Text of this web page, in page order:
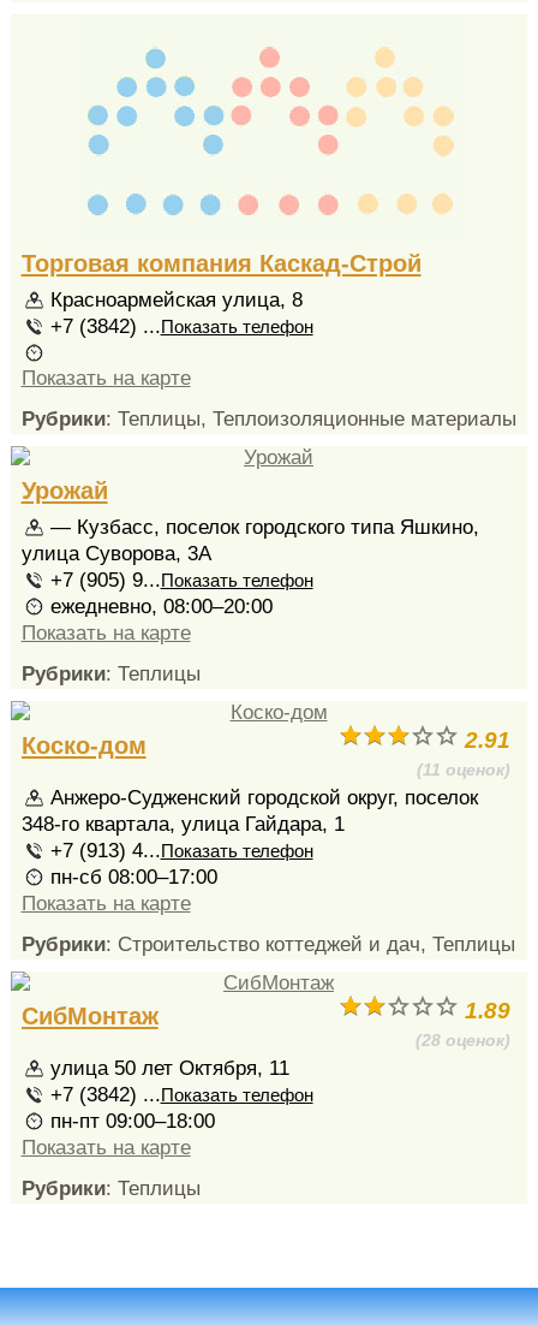
Торговая компания Каскад-Строй
Красноармейская улица, 8
+7 (3842) ...Показать телефон
Показать на карте
Рубрики: Теплицы, Теплоизоляционные материалы
Урожай
— Кузбасс, поселок городского типа Яшкино,
улица Суворова, 3А
+7 (905) 9...Показать телефон
ежедневно, 08:00–20:00
Показать на карте
Рубрики: Теплицы
2.91
(11 оценок)
Коско-дом
Анжеро-Судженский городской округ, поселок
348-го квартала, улица Гайдара, 1
+7 (913) 4...Показать телефон
пн-сб 08:00–17:00
Показать на карте
Рубрики: Строительство коттеджей и дач, Теплицы
1.89
(28 оценок)
СибМонтаж
улица 50 лет Октября, 11
+7 (3842) ...Показать телефон
пн-пт 09:00–18:00
Показать на карте
Рубрики: Теплицы